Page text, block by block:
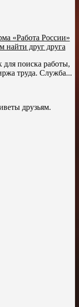
«Работа России»
найти друг друга
поиска работы,
труда. Служба...
друзьям.